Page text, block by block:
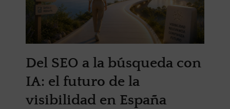
Del SEO a la búsqueda con
IA: el futuro de la
visibilidad en España